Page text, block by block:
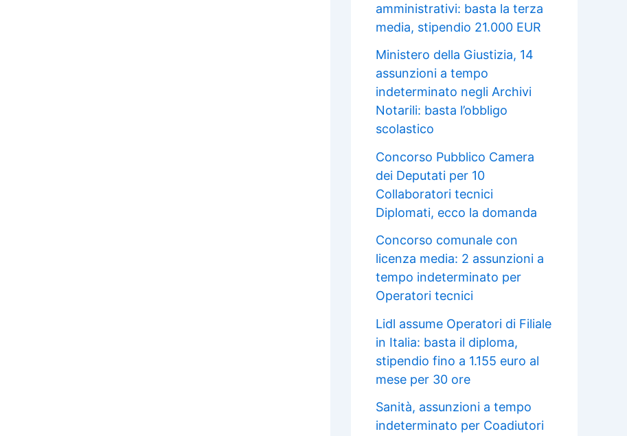
amministrativi: basta la terza
media, stipendio 21.000 EUR
Ministero della Giustizia, 14
assunzioni a tempo
indeterminato negli Archivi
Notarili: basta l’obbligo
scolastico
Concorso Pubblico Camera
dei Deputati per 10
Collaboratori tecnici
Diplomati, ecco la domanda
Concorso comunale con
licenza media: 2 assunzioni a
tempo indeterminato per
Operatori tecnici
Lidl assume Operatori di Filiale
in Italia: basta il diploma,
stipendio fino a 1.155 euro al
mese per 30 ore
Sanità, assunzioni a tempo
indeterminato per Coadiutori